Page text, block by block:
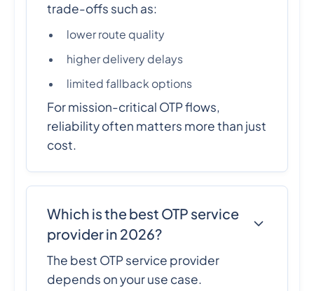
trade-offs such as:
lower route quality
higher delivery delays
limited fallback options
For mission-critical OTP flows,
reliability often matters more than just
cost.
Which is the best OTP service
provider in 2026?
The best OTP service provider
depends on your use case.